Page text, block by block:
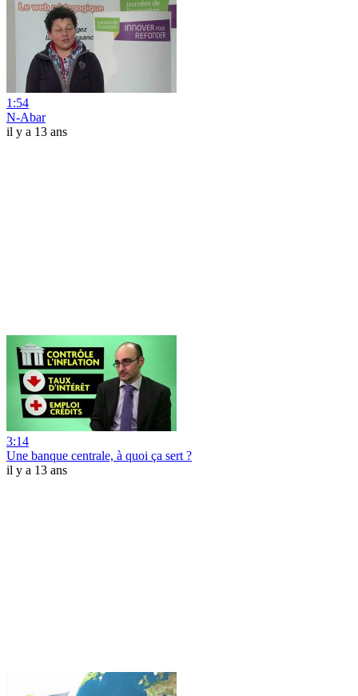
1:54
N-Abar
il y a 13 ans
3:14
Une banque centrale, à quoi ça sert ?
il y a 13 ans